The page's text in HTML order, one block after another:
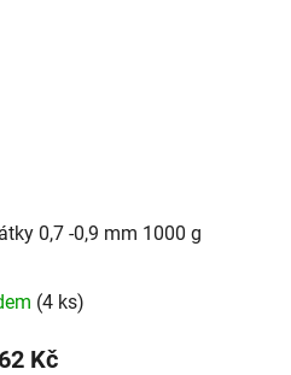
0,7 -0,9 mm 1000 g
(4 ks)
Kč